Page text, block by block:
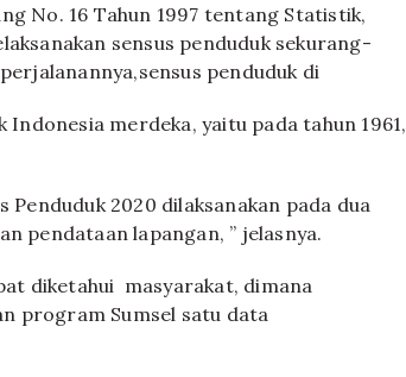
No. 16 Tahun 1997 tentang Statistik,
sensus penduduk sekurang-
penduduk di
Indonesia merdeka, yaitu pada tahun 1961,
Penduduk 2020 dilaksanakan pada dua
pendataan lapangan, ” jelasnya.
diketahui masyarakat, dimana
program Sumsel satu data